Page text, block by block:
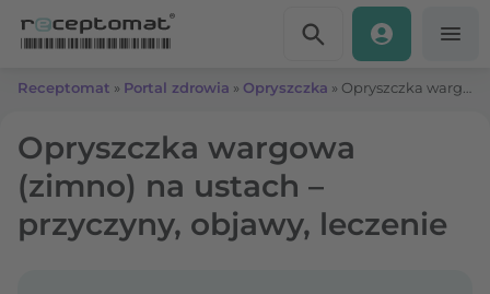
Receptomat » Portal zdrowia » Opryszczka »
Opryszczka wargowa
(zimno) na ustach –
przyczyny, objawy, leczenie